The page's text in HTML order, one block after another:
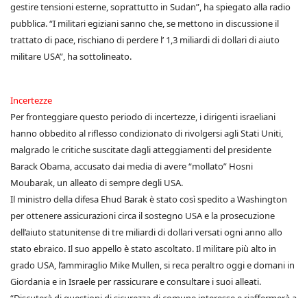
gestire tensioni esterne, soprattutto in Sudan”, ha spiegato alla radio
pubblica. “I militari egiziani sanno che, se mettono in discussione il
trattato di pace, rischiano di perdere l’ 1,3 miliardi di dollari di aiuto
militare USA”, ha sottolineato.
Incertezze
Per fronteggiare questo periodo di incertezze, i dirigenti israeliani
hanno obbedito al riflesso condizionato di rivolgersi agli Stati Uniti,
malgrado le critiche suscitate dagli atteggiamenti del presidente
Barack Obama, accusato dai media di avere “mollato” Hosni
Moubarak, un alleato di sempre degli USA.
Il ministro della difesa Ehud Barak è stato così spedito a Washington
per ottenere assicurazioni circa il sostegno USA e la prosecuzione
dell’aiuto statunitense di tre miliardi di dollari versati ogni anno allo
stato ebraico. Il suo appello è stato ascoltato. Il militare più alto in
grado USA, l’ammiraglio Mike Mullen, si reca peraltro oggi e domani in
Giordania e in Israele per rassicurare e consultare i suoi alleati.